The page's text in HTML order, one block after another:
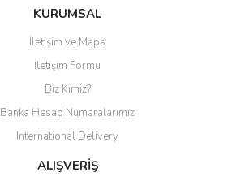
Bu ürüne ilk yorumu siz yapın!
Yorum Yaz
KURUMSAL
İletişim ve Maps
İletişim Formu
Biz Kimiz?
Banka Hesap Numaralarımız
International Delivery
ALIŞVERİŞ